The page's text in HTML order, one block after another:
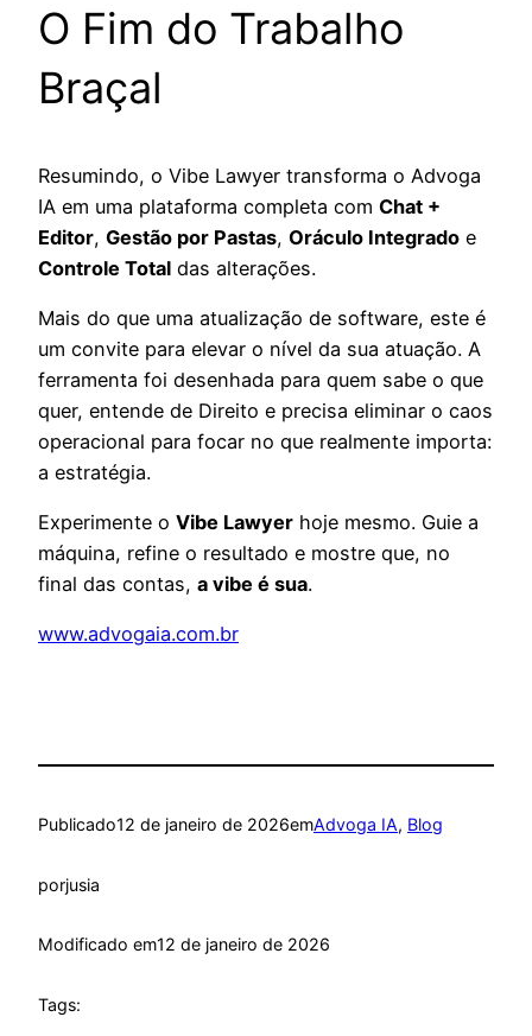
O Fim do Trabalho
Braçal
Resumindo, o Vibe Lawyer transforma o Advoga
IA em uma plataforma completa com Chat +
Editor, Gestão por Pastas, Oráculo Integrado e
Controle Total das alterações.
Mais do que uma atualização de software, este é
um convite para elevar o nível da sua atuação. A
ferramenta foi desenhada para quem sabe o que
quer, entende de Direito e precisa eliminar o caos
operacional para focar no que realmente importa:
a estratégia.
Experimente o Vibe Lawyer hoje mesmo. Guie a
máquina, refine o resultado e mostre que, no
final das contas, a vibe é sua.
www.advogaia.com.br
Publicado12 de janeiro de 2026emAdvoga IA, Blog
porjusia
Modificado em12 de janeiro de 2026
Tags: